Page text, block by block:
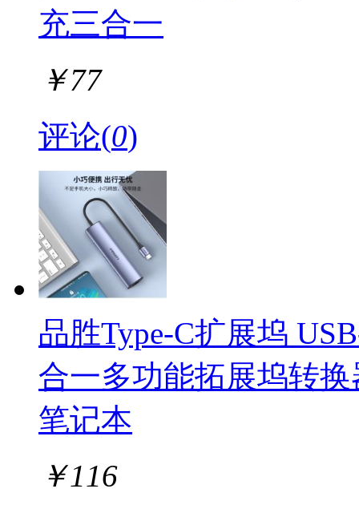
充三合一
￥77
评论(0)
品胜Type-C扩展坞
合一多功能拓展坞转
笔记本
￥116